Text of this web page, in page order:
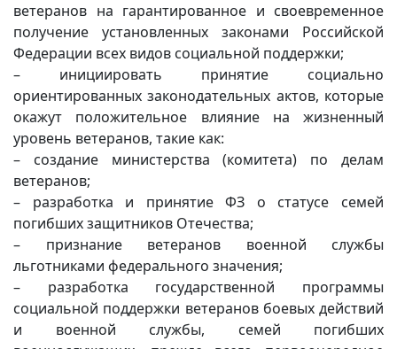
ветеранов на гарантированное и своевременное
получение установленных законами Российской
Федерации всех видов социальной поддержки;
– инициировать принятие социально
ориентированных законодательных актов, которые
окажут положительное влияние на жизненный
уровень ветеранов, такие как:
– создание министерства (комитета) по делам
ветеранов;
– разработка и принятие ФЗ о статусе семей
погибших защитников Отечества;
– признание ветеранов военной службы
льготниками федерального значения;
– разработка государственной программы
социальной поддержки ветеранов боевых действий
и военной службы, семей погибших